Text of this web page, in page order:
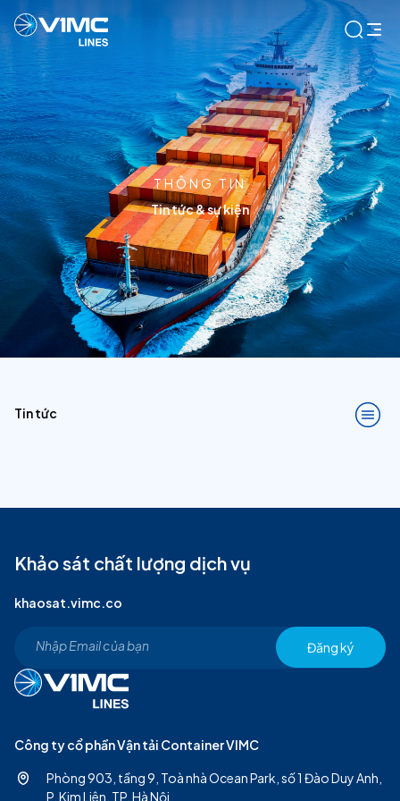
THÔNG TIN
Tin tức & sự kiện
Tin tức
Công ty cổ phần Vận tải Container VIMC
Phòng 903, tầng 9, Toà nhà Ocean Park, số 1 Đào Duy Anh,
P. Kim Liên, TP. Hà Nội
Khảo sát chất lượng dịch vụ
khaosat.vimc.co
Đăng ký